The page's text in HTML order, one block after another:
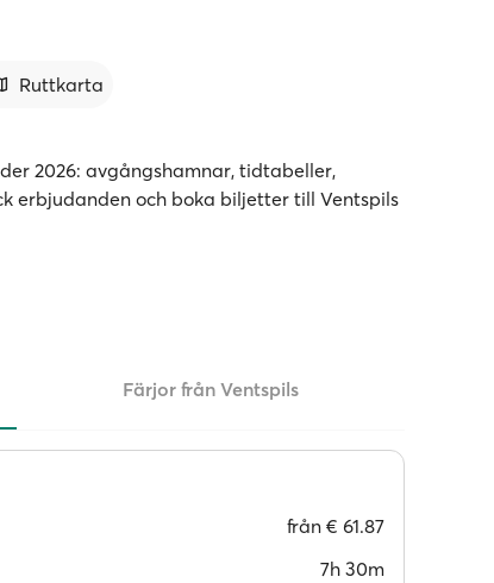
Ruttkarta
2026: avgångshamnar, tidtabeller,
erbjudanden och boka biljetter till Ventspils
Färjor från Ventspils
från € 61.87
7h 30m